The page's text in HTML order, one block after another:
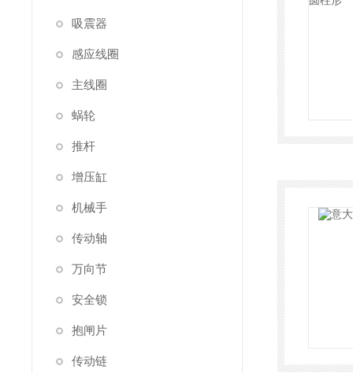
吸震器
感应线圈
主线圈
蜗轮
推杆
增压缸
机械手
传动轴
万向节
安全锁
抱闸片
传动链